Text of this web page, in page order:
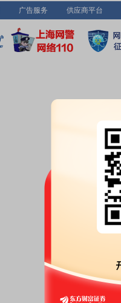
广告服务 供应商平台